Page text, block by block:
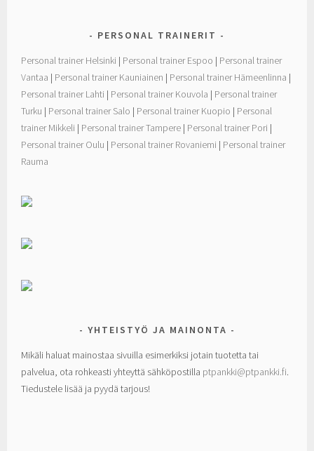
PERSONAL TRAINERIT
Personal trainer Helsinki | Personal trainer Espoo | Personal trainer
Vantaa | Personal trainer Kauniainen | Personal trainer Hämeenlinna |
Personal trainer Lahti | Personal trainer Kouvola | Personal trainer
Turku | Personal trainer Salo | Personal trainer Kuopio | Personal
trainer Mikkeli | Personal trainer Tampere | Personal trainer Pori |
Personal trainer Oulu | Personal trainer Rovaniemi | Personal trainer
Rauma
YHTEISTYÖ JA MAINONTA
Mikäli haluat mainostaa sivuilla esimerkiksi jotain tuotetta tai
palvelua, ota rohkeasti yhteyttä sähköpostilla ptpankki@ptpankki.fi.
Tiedustele lisää ja pyydä tarjous!